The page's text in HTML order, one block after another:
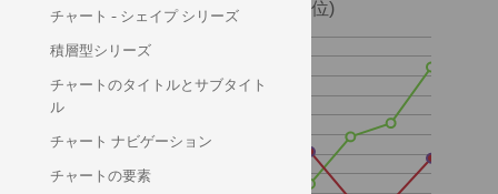
チャート - シェイプ シリーズ
積層型シリーズ
チャートのタイトルとサブタイト
ル
チャート ナビゲーション
チャートの要素
10